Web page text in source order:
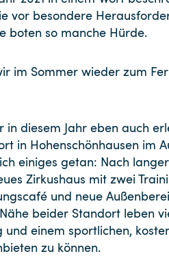
vor besondere
boten so manche Hürde.
im Sommer wieder zum
in diesem Jahr eben auch
in Hohenschönhausen im
einiges getan: Nach
Zirkushaus mit zwei
und neue
beider Standort leben
einem sportlichen,
zu können.